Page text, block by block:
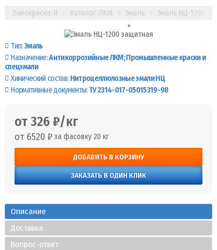
Лакокраска-Я Каталог ЛКМ Эмаль Эмаль НЦ-1200
Тип:Эмаль
Назначение:Антикоррозийные ЛКМ Промышленные краски и
спецэмали
Химический состав: Нитроцеллюлозные эмали НЦ
Нормативные документы:ТУ 2314-017-05015319-98
от 326 ₽/кг
от 6520 ₽ за фасовку 20 кг
ДОБАВИТЬ В КОРЗИНУ
ЗАКАЗАТЬ В ОДИН КЛИК
Описание
Доставка
Вопрос-ответ